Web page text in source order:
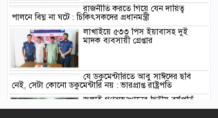
রাজনীতি করতে গিয়ে যেন দায়িত্ব
পালনে বিঘ্ন না ঘটে : চিকিৎসকদের প্রধানমন্ত্রী
লাখাইয়ে ৫৩৩ পিস ইয়াবাসহ দুই
মাদক ব্যবসায়ী গ্রেপ্তার
যে ডকুমেন্টারিতে আবু সাঈদের ছবি
নেই, সেটা কোনো ডকুমেন্টারি নয় : ভারপ্রাপ্ত রাষ্ট্রপতি
জুলাই গণঅভ্যুত্থানের দ্বিতীয় বর্ষপূর্তি
উপলক্ষে বানিয়াচংয়ে ১১ দলীয় ঐক্যের